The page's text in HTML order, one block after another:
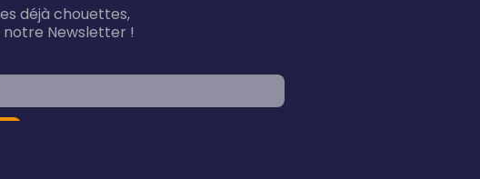
déjà chouettes,
Newsletter !